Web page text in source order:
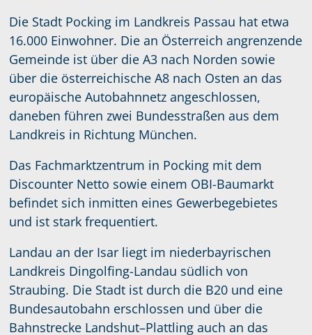
Die Stadt Pocking im Landkreis Passau hat etwa
16.000 Einwohner. Die an Österreich angrenzende
Gemeinde ist über die A3 nach Norden sowie
über die österreichische A8 nach Osten an das
europäische Autobahnnetz angeschlossen,
daneben führen zwei Bundesstraßen aus dem
Landkreis in Richtung München.
Das Fachmarktzentrum in Pocking mit dem
Discounter Netto sowie einem OBI-Baumarkt
befindet sich inmitten eines Gewerbegebietes
und ist stark frequentiert.
Landau an der Isar liegt im niederbayrischen
Landkreis Dingolfing-Landau südlich von
Straubing. Die Stadt ist durch die B20 und eine
Bundesautobahn erschlossen und über die
Bahnstrecke Landshut–Plattling auch an das